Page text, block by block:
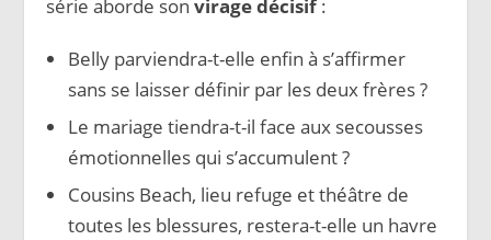
série aborde sonvirage décisif:
Belly parviendra-t-elle enfin à s’affirmer
sans se laisser définir par les deux frères ?
Le mariage tiendra-t-il face aux secousses
émotionnelles qui s’accumulent ?
Cousins Beach, lieu refuge et théâtre de
toutes les blessures, restera-t-elle un havre